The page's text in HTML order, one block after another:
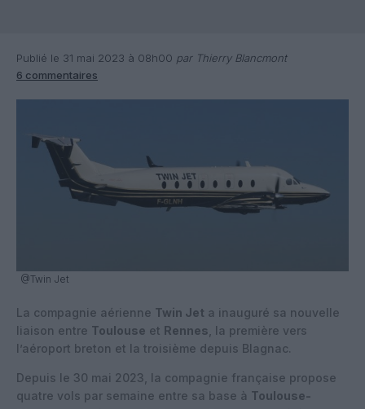
Publié le 31 mai 2023 à 08h00 par Thierry Blancmont
6 commentaires
@Twin Jet
La compagnie aérienne Twin Jet a inauguré sa nouvelle
liaison entre Toulouse et Rennes , la première vers
l’aéroport breton et la troisième depuis Blagnac.
Depuis le 30 mai 2023, la compagnie française propose
quatre vols par semaine entre sa base à Toulouse-